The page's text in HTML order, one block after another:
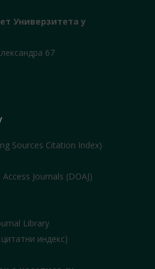
Универзитета у
67
Sources Citation Index)
Journals (DOAJ)
Library
индекс)